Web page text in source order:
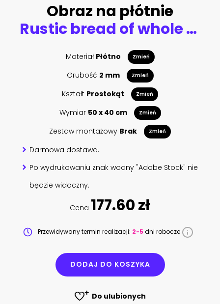
Obraz na płótnie
Rustic bread of whole wheat grains on dark background with copy place
Materiał Płótno Zmień
Grubość 2 mm Zmień
Kształt Prostokąt Zmień
Wymiar 50 x 40 cm Zmień
Zestaw montażowy Brak Zmień
Darmowa dostawa.
Po wydrukowaniu znak wodny "Adobe Stock" nie
będzie widoczny.
Cena 177.60 zł
Przewidywany termin realizacji: 2-5 dni robocze
DODAJ DO KOSZYKA
Do ulubionych